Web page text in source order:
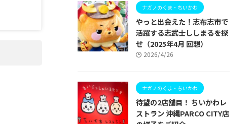
ナガノのくま・ちいかわ
やっと出会えた！志布志市で
活躍する志武士ししまるを探
せ（2025年4月 回想）
2026/4/26
ナガノのくま・ちいかわ
待望の2店舗目！ ちいかわレ
ストラン 沖縄PARCO CITY店